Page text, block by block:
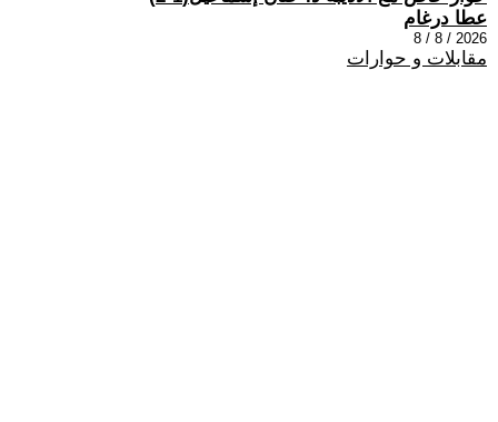
عطا درغام
2026 / 8 / 8
مقابلات و حوارات